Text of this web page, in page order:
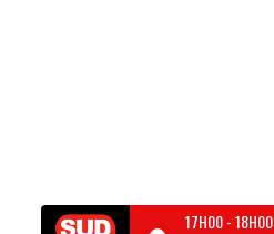
17H00-18H00